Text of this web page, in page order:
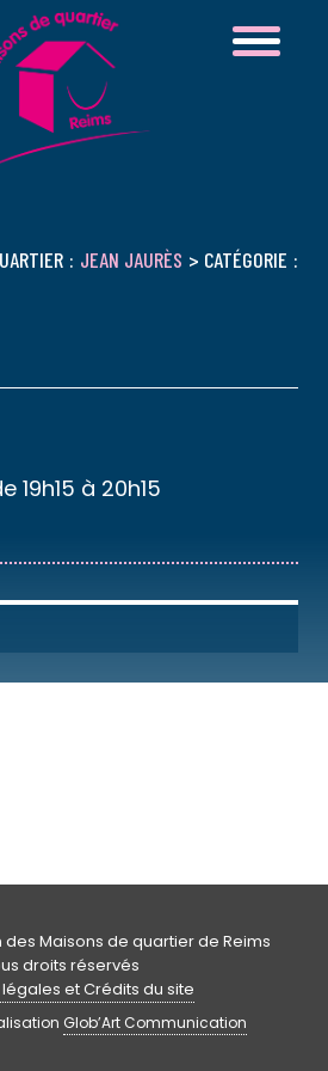
: JEAN JAURÈS > CATÉGORIE :
19h15 à 20h15
Maisons de quartier de Reims
droits réservés
et Crédits du site
Glob’Art Communication